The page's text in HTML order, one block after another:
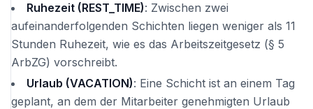
Ruhezeit (REST_TIME): Zwischen zwei
aufeinanderfolgenden Schichten liegen weniger als 11
Stunden Ruhezeit, wie es das Arbeitszeitgesetz (§ 5
ArbZG) vorschreibt.
Urlaub (VACATION): Eine Schicht ist an einem Tag
geplant, an dem der Mitarbeiter genehmigten Urlaub